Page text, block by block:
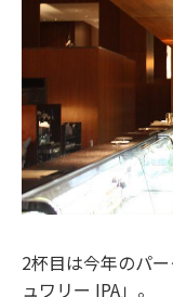
2杯目は今年のパ
ュワリー IPA」。